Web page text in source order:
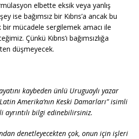
elbette eksik veya yanlış
ise bağımsız bir Kıbrıs’a ancak bu
mücadele sergilemek amacı ile
Çünkü Kıbrıs’ı bağımsızlığa
düşmeyecek.
kaybeden ünlü Uruguaylı yazar
Amerika’nın Keski Damarları” isimli
bilgi edinebilirsiniz.
denetleyecekten çok, onun için işleri